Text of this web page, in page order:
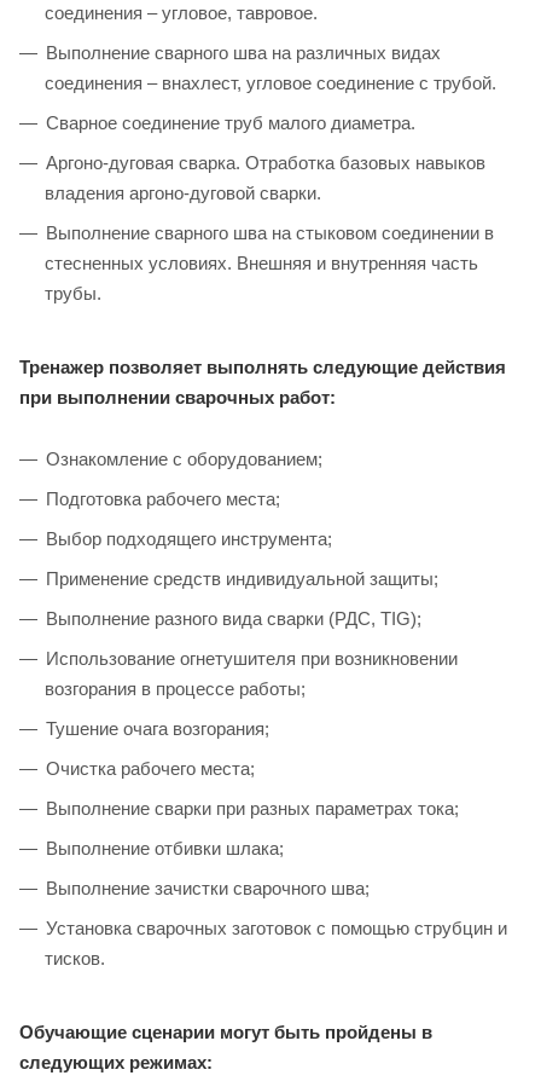
соединения – угловое, тавровое.
Выполнение сварного шва на различных видах
соединения – внахлест, угловое соединение с трубой.
Сварное соединение труб малого диаметра.
Аргоно-дуговая сварка. Отработка базовых навыков
владения аргоно-дуговой сварки.
Выполнение сварного шва на стыковом соединении в
стесненных условиях. Внешняя и внутренняя часть
трубы.
Тренажер позволяет выполнять следующие действия
при выполнении сварочных работ:
Ознакомление с оборудованием;
Подготовка рабочего места;
Выбор подходящего инструмента;
Применение средств индивидуальной защиты;
Выполнение разного вида сварки (РДС, TIG);
Использование огнетушителя при возникновении
возгорания в процессе работы;
Тушение очага возгорания;
Очистка рабочего места;
Выполнение сварки при разных параметрах тока;
Выполнение отбивки шлака;
Выполнение зачистки сварочного шва;
Установка сварочных заготовок с помощью струбцин и
тисков.
Обучающие сценарии могут быть пройдены в
следующих режимах: